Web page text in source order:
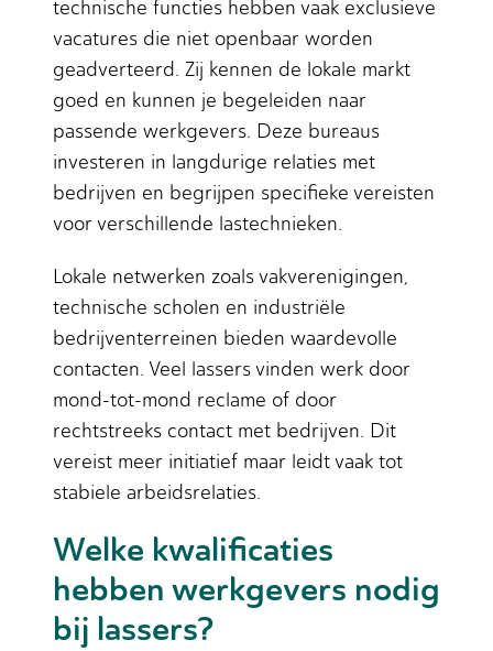
technische functies hebben vaak exclusieve
vacatures die niet openbaar worden
geadverteerd. Zij kennen de lokale markt
goed en kunnen je begeleiden naar
passende werkgevers. Deze bureaus
investeren in langdurige relaties met
bedrijven en begrijpen specifieke vereisten
voor verschillende lastechnieken.
Lokale netwerken zoals vakverenigingen,
technische scholen en industriële
bedrijventerreinen bieden waardevolle
contacten. Veel lassers vinden werk door
mond-tot-mond reclame of door
rechtstreeks contact met bedrijven. Dit
vereist meer initiatief maar leidt vaak tot
stabiele arbeidsrelaties.
Welke kwalificaties
hebben werkgevers nodig
bij lassers?